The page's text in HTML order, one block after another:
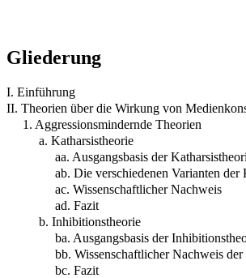
Gliederung
I. Einführung
II. Theorien über die Wirkung von
1. Aggressionsmindernde Theorien
a. Katharsistheorie
aa. Ausgangsbasis der
ab. Die verschiedenen Varianten der
ac. Wissenschaftlicher Nachweis
ad. Fazit
b. Inhibitionstheorie
ba. Ausgangsbasis der
bb. Wissenschaftlicher Nachweis
bc. Fazit